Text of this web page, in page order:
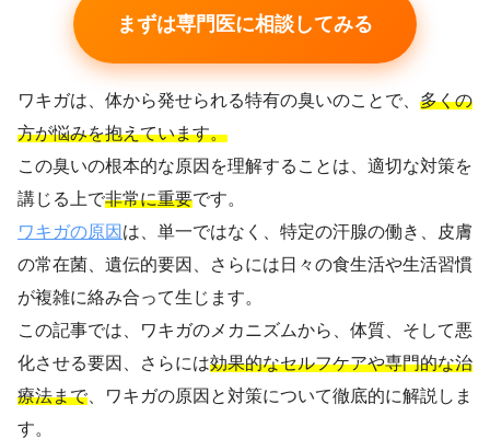
まずは専門医に相談してみる
ワキガは、体から発せられる特有の臭いのことで、 多くの
方が悩みを抱えています。
この臭いの根本的な原因を理解することは、適切な対策を
講じる上で非常に重要です。
ワキガの原因 は、単一ではなく、特定の汗腺の働き、皮膚
の常在菌、遺伝的要因、さらには日々の食生活や生活習慣
が複雑に絡み合って生じます。
この記事では、ワキガのメカニズムから、体質、そして悪
化させる要因、さらには効果的なセルフケアや専門的な治
療法まで 、ワキガの原因と対策について徹底的に解説しま
す。